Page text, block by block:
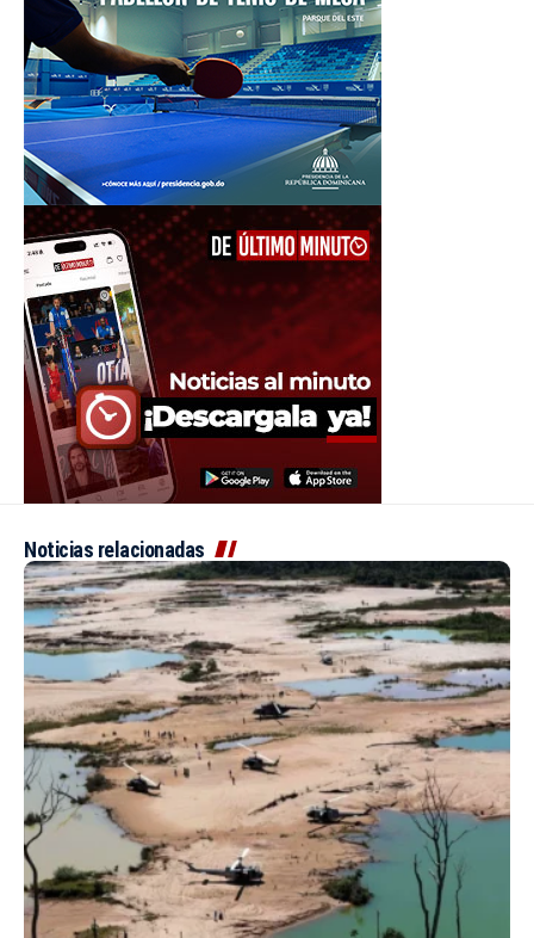
Noticias relacionadas